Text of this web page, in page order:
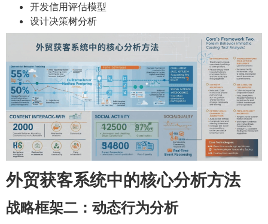
开发信用评估模型
设计决策树分析
外贸获客系统中的核心分析方法
战略框架二：动态行为分析